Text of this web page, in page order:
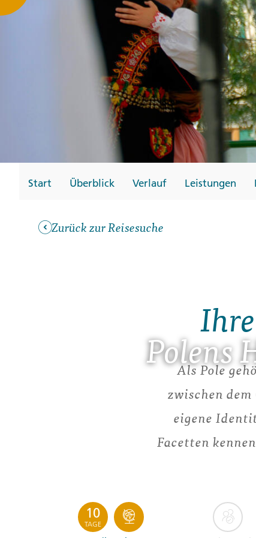
Gutscheine
Messen und
Notfallteam und
Polens
Start Überblick Verlauf Leistungen
Zurück zur Reisesuche
Als Pole
zwischen
eigene
Facetten
10
TAGE